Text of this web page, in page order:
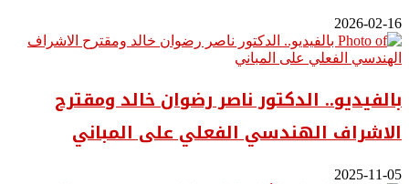
2026-02-16
بالفيديو.. ‎الدكتور ناصر رضوان خالد ومقترح
الاشراف الهندسي الفعلي على المباني
2025-11-05